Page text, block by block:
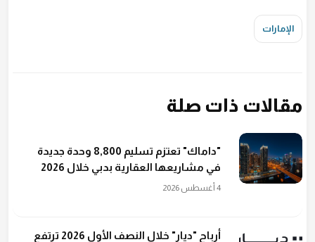
الإمارات
مقالات ذات صلة
"داماك" تعتزم تسليم 8,800 وحدة جديدة
في مشاريعها العقارية بدبي خلال 2026
4 أغسطس 2026
أرباح "ديار" خلال النصف الأول 2026 ترتفع